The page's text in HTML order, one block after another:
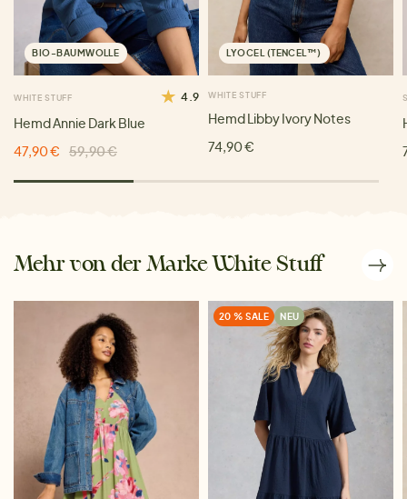
BIO-BAUMWOLLE
WHITE STUFF 4.9
Hemd Annie Dark Blue
47,90 €
59,90 €
LYOCEL (TENCEL™)
WHITE STUFF
Hemd Libby Ivory Notes
74,90 €
Mehr von der Marke White Stuff
20 % SALE NEU